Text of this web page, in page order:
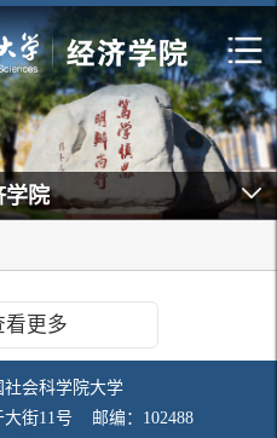
学院
看更多
会科学院大学
大街11号 邮编：102488